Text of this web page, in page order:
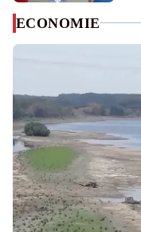
ECONOMIE